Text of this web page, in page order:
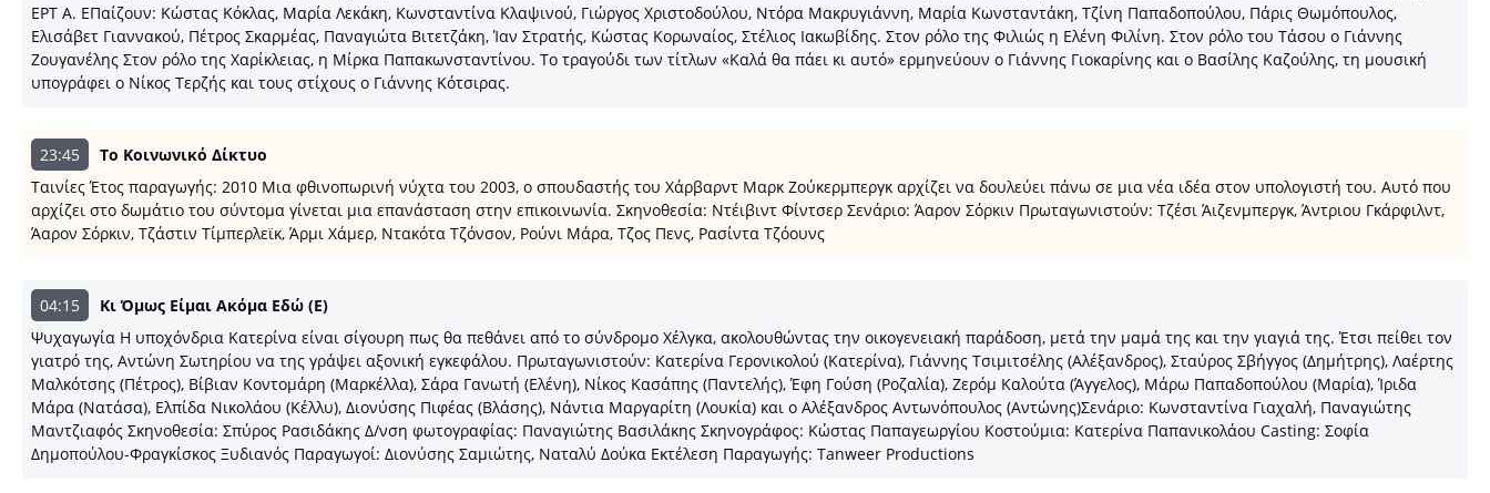
ΕΡΤ Α. ΕΠαίζουν: Κώστας Κόκλας, Μαρία Λεκάκη, Κωνσταντίνα Κλαψινού, Γιώργος Χριστοδούλου, Ντόρα Μακρυγιάννη, Μαρία Κωνσταντάκη, Τζίνη Παπαδοπούλου, Πάρις Θωμόπουλος,
Ελισάβετ Γιαννακού, Πέτρος Σκαρμέας, Παναγιώτα Βιτετζάκη, Ίαν Στρατής, Κώστας Κορωναίος, Στέλιος Ιακωβίδης. Στον ρόλο της Φιλιώς η Ελένη Φιλίνη. Στον ρόλο του Τάσου ο Γιάννης
Ζουγανέλης Στον ρόλο της Χαρίκλειας, η Μίρκα Παπακωνσταντίνου. Το τραγούδι των τίτλων «Καλά θα πάει κι αυτό» ερμηνεύουν ο Γιάννης Γιοκαρίνης και ο Βασίλης Καζούλης, τη μουσική
υπογράφει ο Νίκος Τερζής και τους στίχους ο Γιάννης Κότσιρας.
23:45
Το Κοινωνικό Δίκτυο
Ταινίες Έτος παραγωγής: 2010 Μια φθινοπωρινή νύχτα του 2003, ο σπουδαστής του Χάρβαρντ Μαρκ Ζούκερμπεργκ αρχίζει να δουλεύει πάνω σε μια νέα ιδέα στον υπολογιστή του. Αυτό που
αρχίζει στο δωμάτιο του σύντομα γίνεται μια επανάσταση στην επικοινωνία. Σκηνοθεσία: Ντέιβιντ Φίντσερ Σενάριο: Άαρον Σόρκιν Πρωταγωνιστούν: Τζέσι Άιζενμπεργκ, Άντριου Γκάρφιλντ,
Άαρον Σόρκιν, Τζάστιν Τίμπερλεϊκ, Άρμι Χάμερ, Ντακότα Τζόνσον, Ρούνι Μάρα, Τζος Πενς, Ρασίντα Τζόουνς
04:15
Κι Όμως Είμαι Ακόμα Εδώ (E)
Ψυχαγωγία Η υποχόνδρια Κατερίνα είναι σίγουρη πως θα πεθάνει από το σύνδρομο Χέλγκα, ακολουθώντας την οικογενειακή παράδοση, μετά την μαμά της και την γιαγιά της. Έτσι πείθει τον
γιατρό της, Αντώνη Σωτηρίου να της γράψει αξονική εγκεφάλου. Πρωταγωνιστούν: Κατερίνα Γερονικολού (Κατερίνα), Γιάννης Τσιμιτσέλης (Αλέξανδρος), Σταύρος Σβήγγος (Δημήτρης), Λαέρτης
Μαλκότσης (Πέτρος), Βίβιαν Κοντομάρη (Μαρκέλλα), Σάρα Γανωτή (Ελένη), Νίκος Κασάπης (Παντελής), Έφη Γούση (Ροζαλία), Ζερόμ Καλούτα (Άγγελος), Μάρω Παπαδοπούλου (Μαρία), Ίριδα
Μάρα (Νατάσα), Ελπίδα Νικολάου (Κέλλυ), Διονύσης Πιφέας (Βλάσης), Νάντια Μαργαρίτη (Λουκία) και ο Αλέξανδρος Αντωνόπουλος (Αντώνης)Σενάριο: Κωνσταντίνα Γιαχαλή, Παναγιώτης
Μαντζιαφός Σκηνοθεσία: Σπύρος Ρασιδάκης Δ/νση φωτογραφίας: Παναγιώτης Βασιλάκης Σκηνογράφος: Κώστας Παπαγεωργίου Κοστούμια: Κατερίνα Παπανικολάου Casting: Σοφία
Δημοπούλου-Φραγκίσκος Ξυδιανός Παραγωγοί: Διονύσης Σαμιώτης, Ναταλύ Δούκα Εκτέλεση Παραγωγής: Tanweer Productions